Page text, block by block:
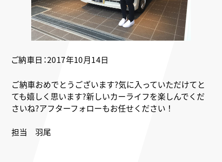
ご納車日：2017年10月14日
ご納車おめでとうございます?気に入っていただけてと
ても嬉しく思います?新しいカーライフを楽しんでくだ
さいね?アフターフォローもお任せください！
担当 羽尾